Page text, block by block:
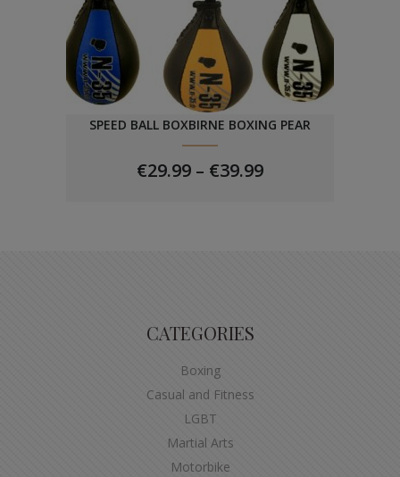
SPEED BALL BOXBIRNE BOXING PEAR
€29.99 – €39.99PRICE
CATEGORIES
Boxing
Casual and Fitness
LGBT
Martial Arts
Motorbike